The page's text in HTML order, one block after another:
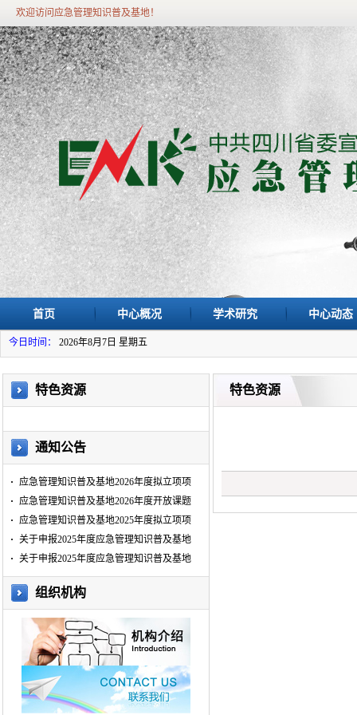
欢迎访问应急管理知识普及基地！
首页 中心概况 学术研究 中心动态
今日时间： 2026年8月7日 星期五
特色资源
通知公告
应急管理知识普及基地2026年度拟立项项
应急管理知识普及基地2026年度开放课题
应急管理知识普及基地2025年度拟立项项
关于申报2025年度应急管理知识普及基地
关于申报2025年度应急管理知识普及基地
组织机构
特色资源